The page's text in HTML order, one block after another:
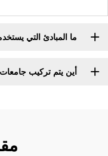
ما المبادئ التي يستخدمها
أين يتم تركيب جامعات الغبار